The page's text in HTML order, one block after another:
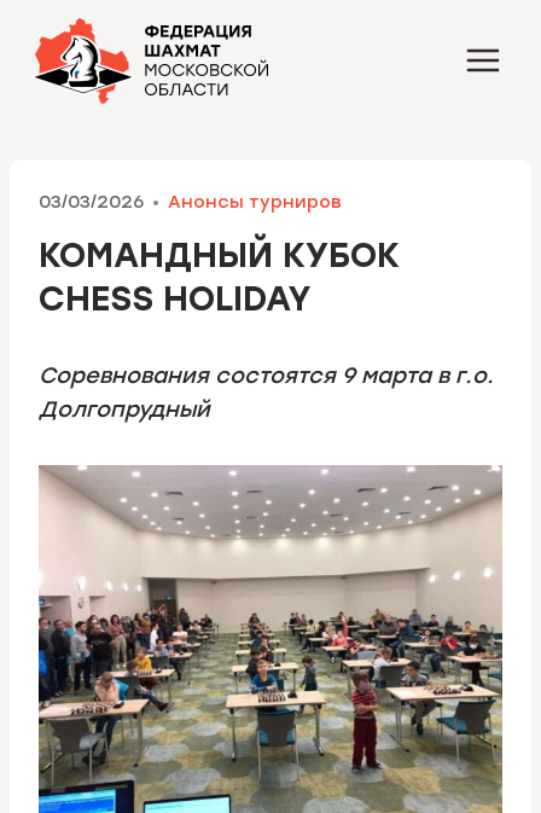
Перейти
содержимому
03/03/2026 Анонсы турниров
КОМАНДНЫЙ КУБОК
CHESS HOLIDAY
Соревнования состоятся 9 марта в г.о.
Долгопрудный